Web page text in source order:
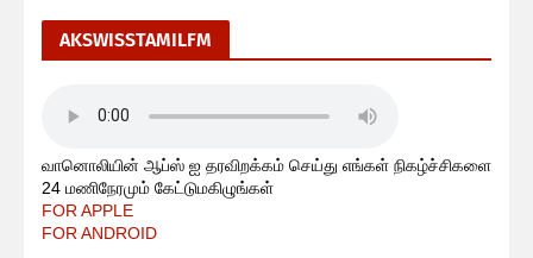
AKSWISSTAMILFM
வானொலியின் ஆப்ஸ் ஐ தரவிறக்கம் செய்து எங்கள் நிகழ்ச்சிகளை
24 மணிநேரமும் கேட்டுமகிழுங்கள்
FOR APPLE
FOR ANDROID